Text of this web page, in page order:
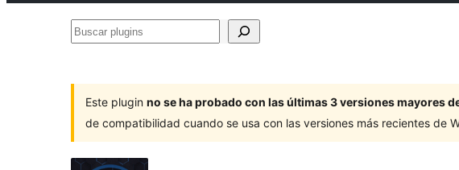
Buscar
Este plugin no se ha probado con las últimas 3 versiones mayores
de compatibilidad cuando se usa con las versiones más recientes de